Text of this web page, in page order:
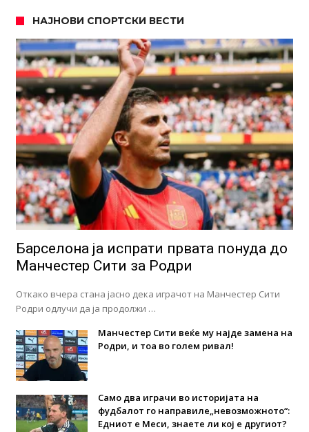
НАЈНОВИ СПОРТСКИ ВЕСТИ
Барселона ја испрати првата понуда до
Манчестер Сити за Родри
Откако вчера стана јасно дека играчот на Манчестер Сити
Родри одлучи да ја продолжи …
Манчестер Сити веќе му најде замена на
Родри, и тоа во голем ривал!
Само два играчи во историјата на
фудбалот го направиле„невозможното“:
Едниот е Меси, знаете ли кој е другиот?